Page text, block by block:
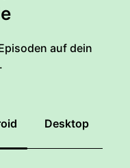
auf dein
Desktop